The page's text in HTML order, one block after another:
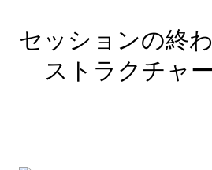
セッションの終
ストラクチャ